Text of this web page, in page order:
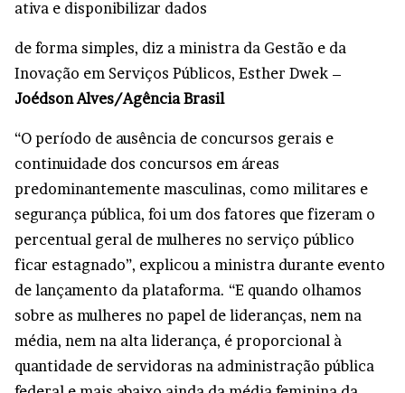
ativa e disponibilizar dados
de forma simples, diz a ministra da Gestão e da
Inovação em Serviços Públicos, Esther Dwek –
Joédson Alves/Agência Brasil
“O período de ausência de concursos gerais e
continuidade dos concursos em áreas
predominantemente masculinas, como militares e
segurança pública, foi um dos fatores que fizeram o
percentual geral de mulheres no serviço público
ficar estagnado”, explicou a ministra durante evento
de lançamento da plataforma. “E quando olhamos
sobre as mulheres no papel de lideranças, nem na
média, nem na alta liderança, é proporcional à
quantidade de servidoras na administração pública